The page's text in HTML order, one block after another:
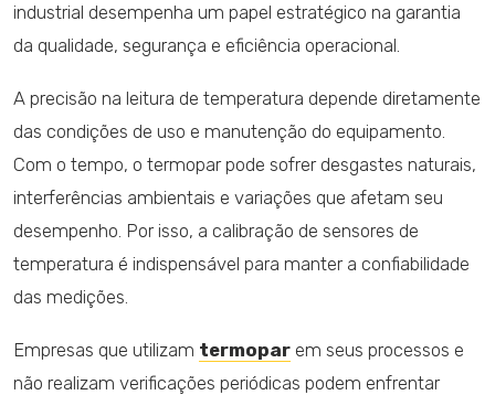
industrial desempenha um papel estratégico na garantia
da qualidade, segurança e eficiência operacional.
A precisão na leitura de temperatura depende diretamente
das condições de uso e manutenção do equipamento.
Com o tempo, o termopar pode sofrer desgastes naturais,
interferências ambientais e variações que afetam seu
desempenho. Por isso, a calibração de sensores de
temperatura é indispensável para manter a confiabilidade
das medições.
Empresas que utilizam termopar em seus processos e
não realizam verificações periódicas podem enfrentar